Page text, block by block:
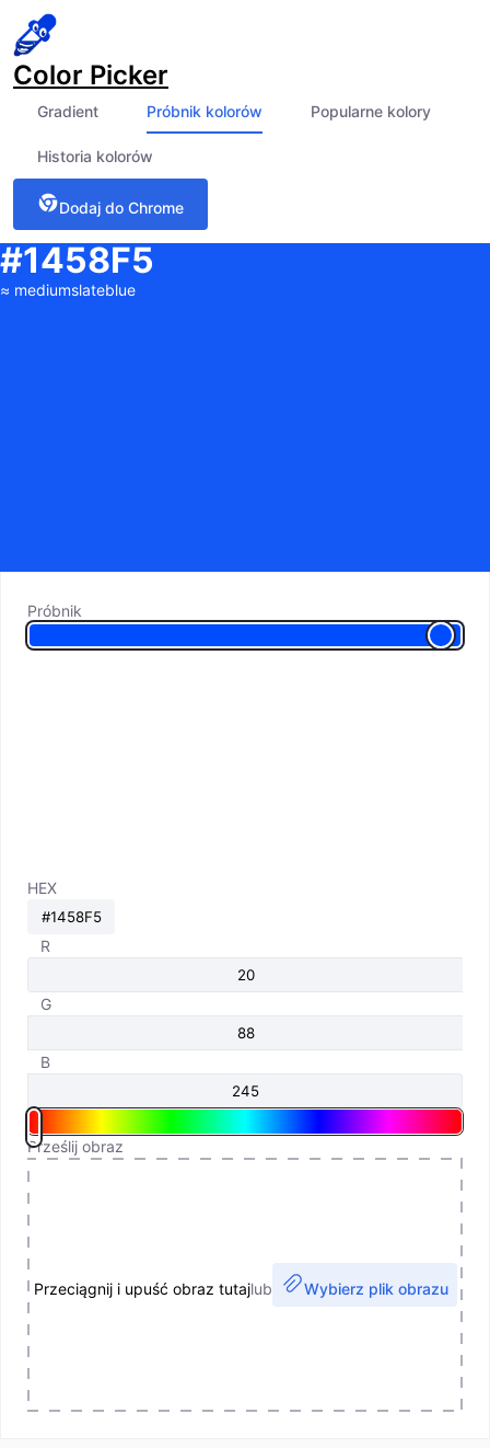
Color Picker
Gradient Próbnik kolorów Popularne kolory
Historia kolorów
Dodaj do Chrome
#1458F5
≈ mediumslateblue
Próbnik
HEX
R
G
B
Prześlij obraz
Przeciągnij i upuść obraz tutajlub Wybierz plik obrazu